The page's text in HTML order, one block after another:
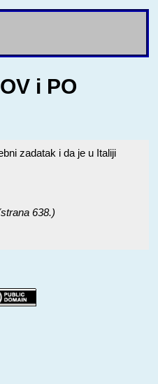
i PO
zadatak i da je u Italiji
638.)